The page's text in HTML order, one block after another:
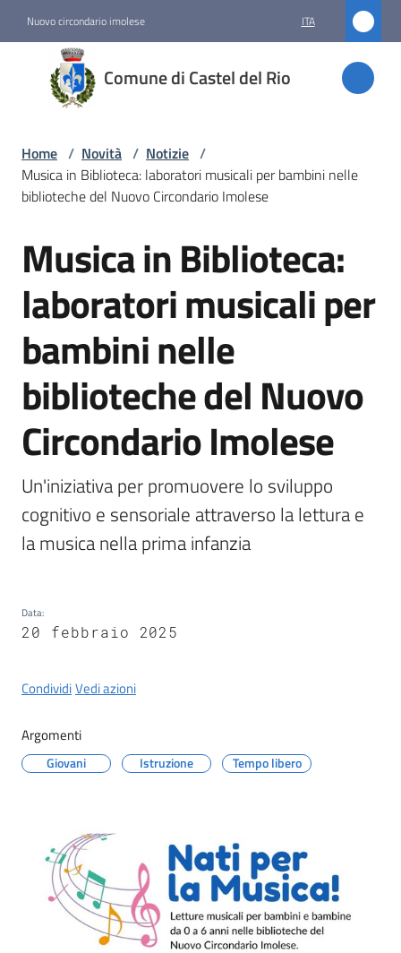
Nuovo circondario imolese ITA
Comune di Castel del Rio
Comune
di
Castel
Novità
Menu selezionato
Servizi
Vivere
Castel
del
Rio
line
gli
argomenti
Home / Novità / Notizie /
Musica in Biblioteca: laboratori musicali per bambini nelle
biblioteche del Nuovo Circondario Imolese
Salta al contenuto
Musica in Biblioteca:
laboratori musicali per
bambini nelle
biblioteche del Nuovo
Circondario Imolese
Un'iniziativa per promuovere lo sviluppo
cognitivo e sensoriale attraverso la lettura e
la musica nella prima infanzia
Data:
20 febbraio 2025
CondividiVedi azioni
Argomenti
Giovani Istruzione Tempo libero